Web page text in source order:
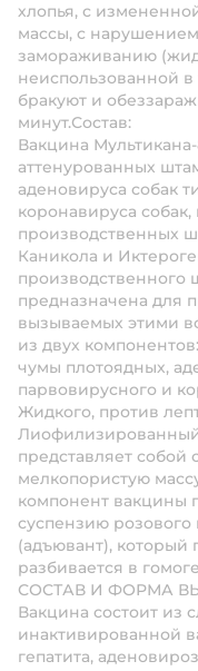
хлопья, с
массы, с
замораживанию
неиспользованной
бракуют и
минут.Состав:
Вакцина
аттенурованных
аденовируса собак
коронавируса
производственных
Каникола и
производственного
предназначена для
вызываемых этими
из двух
чумы плотоядных,
парвовирусного и
Жидкого, против
представляет
мелкопористую
компонент вакцины
суспензию розового
(адъювант), который
разбивается в
СОСТАВ И ФОРМА
Вакцина состоит из
инактивированной
гепатита,